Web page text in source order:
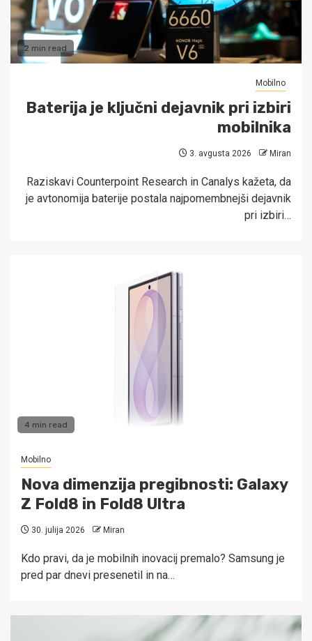
2 min read
Mobilno
Baterija je ključni dejavnik pri izbiri
mobilnika
3. avgusta 2026 Miran
Raziskavi Counterpoint Research in Canalys kažeta, da
je avtonomija baterije postala najpomembnejši dejavnik
pri izbiri…
4 min read
Mobilno
Nova dimenzija pregibnosti: Galaxy
Z Fold8 in Fold8 Ultra
30. julija 2026 Miran
Kdo pravi, da je mobilnih inovacij premalo? Samsung je
pred par dnevi presenetil in na…